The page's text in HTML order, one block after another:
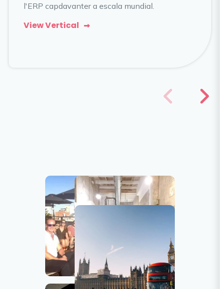
l'ERP capdavanter a escala mundial.
View Vertical